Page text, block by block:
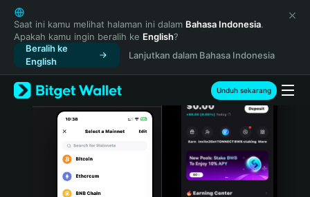
English
日本語
Tiếng Việt
Русский
Español (Latinoamérica)
Türkçe
Italiano
Português (Portugal)
Saat ini kamu melihat halaman ini dalam Bahasa Indonesia.
Apakah kamu ingin beralih ke English?
Beralih ke
English
Lanjutkan dalam Bahasa Indonesia
Unduh sekarang